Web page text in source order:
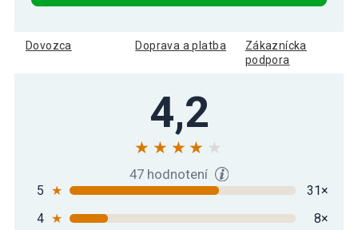
Kettlebell činka MOVIT® - 4 kg
KETTLEBELL ČINKA MOVIT® - 6 kg
Kettlebell činka neoprenová červená - 8
Dovozca Doprava a platba
Zákaznícka
podpora
4,2
47 hodnotení
5 ★
31×
4 ★
8×